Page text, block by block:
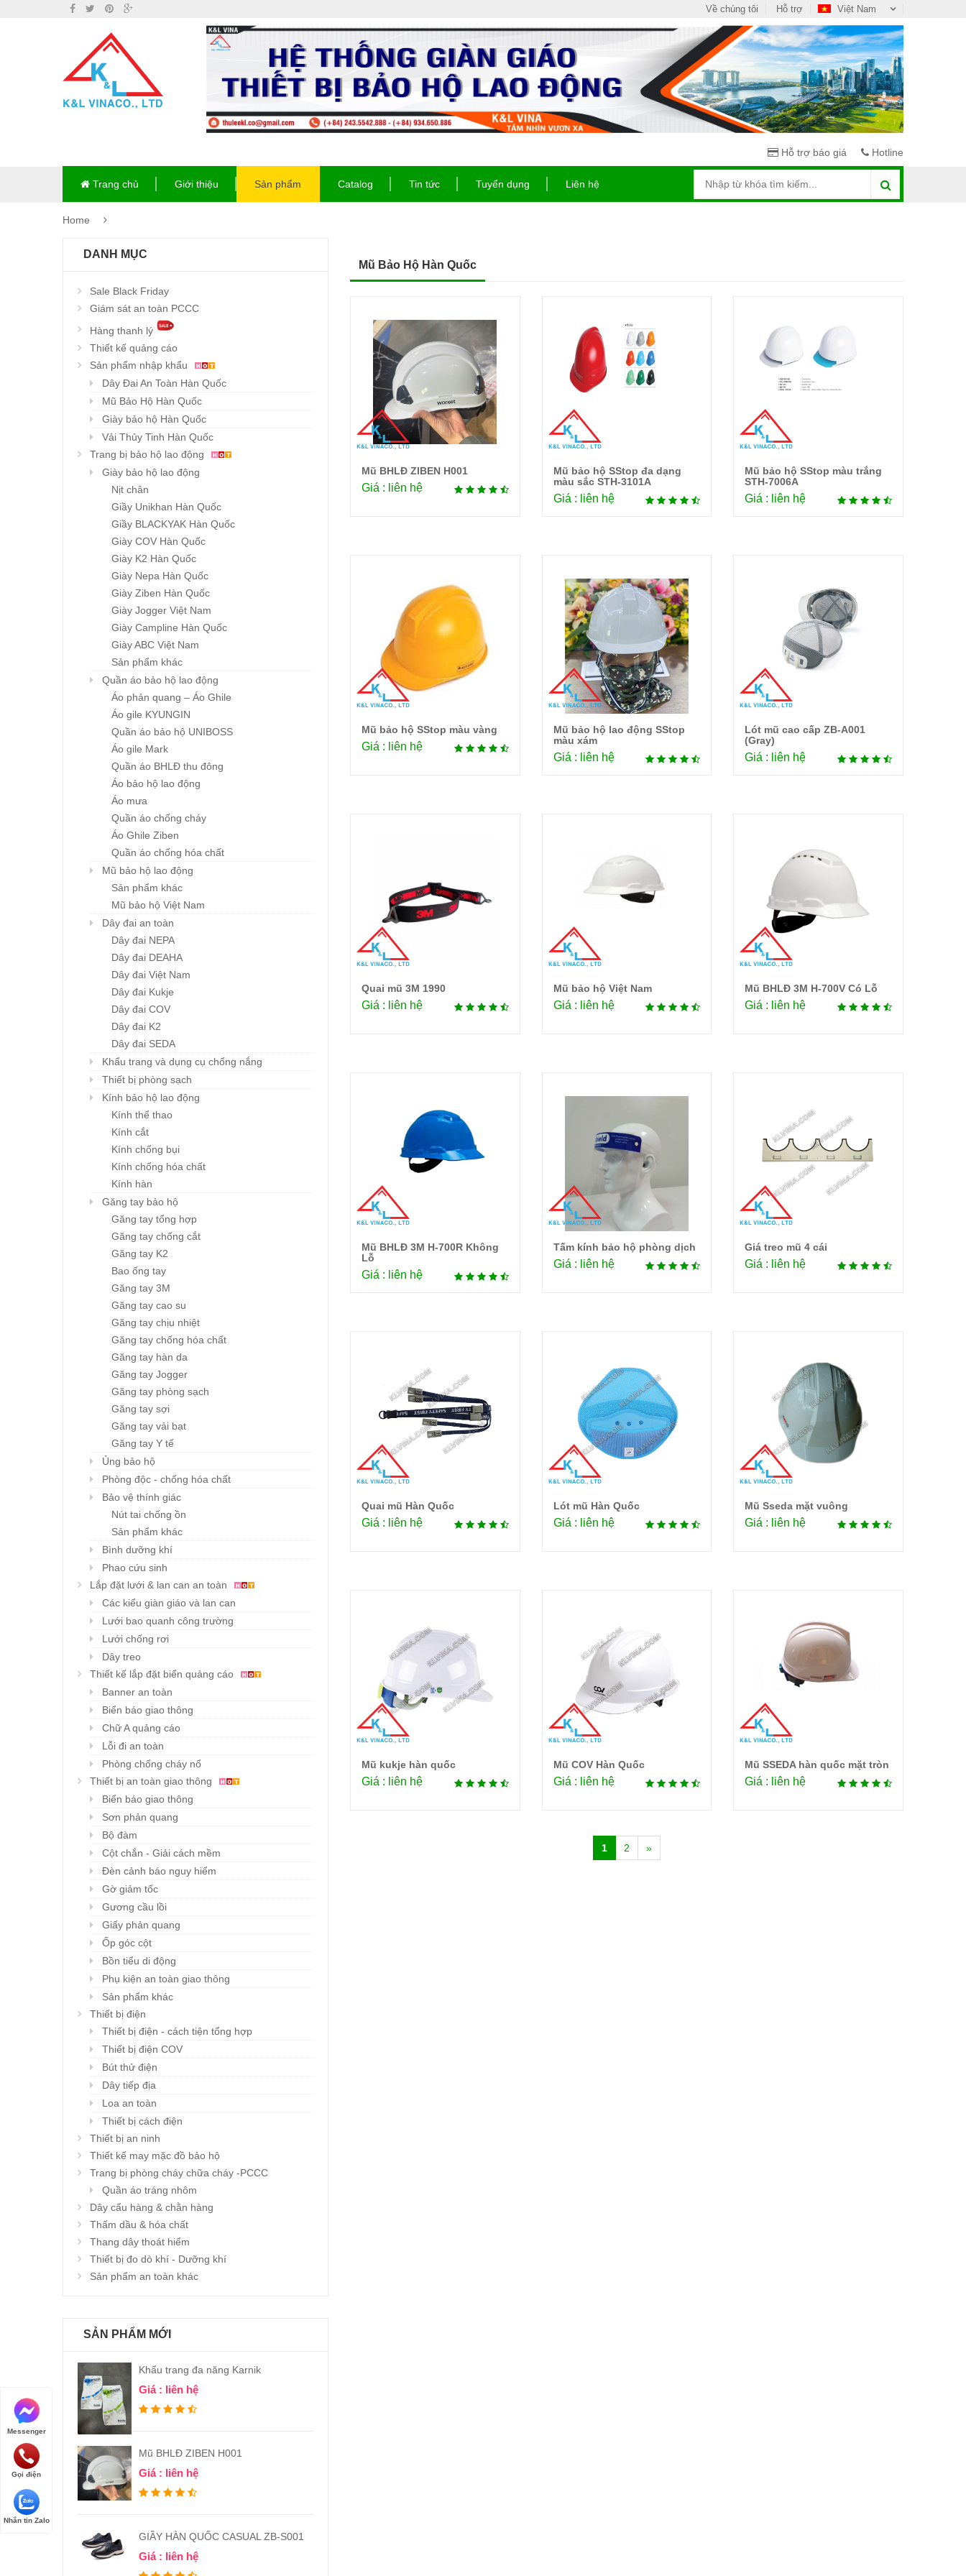
Việt Nam
Về chúng tôi Hỗ trợ
Hỗ trợ báo giá Hotline
Trang chủ Giới thiệu Sản phẩm Catalog Tin tức Tuyển dụng Liên hệ
Home
DANH MỤC
Sale Black Friday
Giám sát an toàn PCCC
Hàng thanh lý
Thiết kế quảng cáo
Sản phẩm nhập khẩu
Dây Đai An Toàn Hàn Quốc
Mũ Bảo Hộ Hàn Quốc
Giày bảo hộ Hàn Quốc
Vải Thủy Tinh Hàn Quốc
Trang bị bảo hộ lao động
Giày bảo hộ lao động
Nịt chân
Giầy Unikhan Hàn Quốc
Giầy BLACKYAK Hàn Quốc
Giày COV Hàn Quốc
Giày K2 Hàn Quốc
Giày Nepa Hàn Quốc
Giày Ziben Hàn Quốc
Giày Jogger Việt Nam
Giày Campline Hàn Quốc
Giày ABC Việt Nam
Sản phẩm khác
Quần áo bảo hộ lao động
Áo phản quang – Áo Ghile
Áo gile KYUNGIN
Quần áo bảo hộ UNIBOSS
Áo gile Mark
Quần áo BHLĐ thu đông
Áo bảo hộ lao động
Áo mưa
Quần áo chống cháy
Áo Ghile Ziben
Quần áo chống hóa chất
Mũ bảo hộ lao động
Sản phẩm khác
Mũ bảo hộ Việt Nam
Dây đai an toàn
Dây đai NEPA
Dây đai DEAHA
Dây đai Việt Nam
Dây đai Kukje
Dây đai COV
Dây đai K2
Dây đai SEDA
Khẩu trang và dụng cụ chống nắng
Thiết bị phòng sạch
Kính bảo hộ lao động
Kính thể thao
Kính cắt
Kính chống bụi
Kính chống hóa chất
Kính hàn
Găng tay bảo hộ
Găng tay tổng hợp
Găng tay chống cắt
Găng tay K2
Bao ống tay
Găng tay 3M
Găng tay cao su
Găng tay chịu nhiệt
Găng tay chống hóa chất
Găng tay hàn da
Găng tay Jogger
Găng tay phòng sạch
Găng tay sợi
Găng tay vải bạt
Găng tay Y tế
Ủng bảo hộ
Phòng độc - chống hóa chất
Bảo vệ thính giác
Nút tai chống ồn
Sản phẩm khác
Bình dưỡng khí
Phao cứu sinh
Lắp đặt lưới & lan can an toàn
Các kiểu giàn giáo và lan can
Lưới bao quanh công trường
Lưới chống rơi
Dây treo
Thiết kế lắp đặt biển quảng cáo
Banner an toàn
Biển báo giao thông
Chữ A quảng cáo
Lỗi đi an toàn
Phòng chống cháy nổ
Thiết bị an toàn giao thông
Biển báo giao thông
Sơn phản quang
Bộ đàm
Cột chắn - Giải cách mềm
Đèn cảnh báo nguy hiểm
Gờ giảm tốc
Gương cầu lồi
Giấy phản quang
Ốp góc cột
Bồn tiểu di động
Phụ kiện an toàn giao thông
Sản phẩm khác
Thiết bị điện
Thiết bị điện - cách tiện tổng hợp
Thiết bị điện COV
Bút thử điện
Dây tiếp địa
Loa an toàn
Thiết bị cách điện
Thiết bị an ninh
Thiết kế may mặc đồ bảo hộ
Trang bị phòng cháy chữa cháy -PCCC
Quần áo tráng nhôm
Dây cẩu hàng & chằn hàng
Thấm dầu & hóa chất
Thang dây thoát hiểm
Thiết bị đo dò khí - Dưỡng khí
Sản phẩm an toàn khác
SẢN PHẨM MỚI
Khẩu trang đa năng Karnik
Giá : liên hệ
Mũ BHLĐ ZIBEN H001
Giá : liên hệ
GIẦY HÀN QUỐC CASUAL ZB-S001
Giá : liên hệ
Mũ Bảo Hộ Hàn Quốc
Chi tiết
Mũ BHLĐ ZIBEN H001
Giá : liên hệ
Chi tiết
Mũ bảo hộ SStop đa dạng
màu sắc STH-3101A
Giá : liên hệ
Chi tiết
Mũ bảo hộ SStop màu trắng
STH-7006A
Giá : liên hệ
Chi tiết
Mũ bảo hộ SStop màu vàng
Giá : liên hệ
Chi tiết
Mũ bảo hộ lao động SStop
màu xám
Giá : liên hệ
Chi tiết
Lót mũ cao cấp ZB-A001
(Gray)
Giá : liên hệ
Chi tiết
Quai mũ 3M 1990
Giá : liên hệ
Chi tiết
Mũ bảo hộ Việt Nam
Giá : liên hệ
Chi tiết
Mũ BHLĐ 3M H-700V Có Lỗ
Giá : liên hệ
Chi tiết
Mũ BHLĐ 3M H-700R Không
Lỗ
Giá : liên hệ
Chi tiết
Tấm kính bảo hộ phòng dịch
Giá : liên hệ
Chi tiết
Giá treo mũ 4 cái
Giá : liên hệ
Chi tiết
Quai mũ Hàn Quốc
Giá : liên hệ
Chi tiết
Lót mũ Hàn Quốc
Giá : liên hệ
Chi tiết
Mũ Sseda mặt vuông
Giá : liên hệ
Chi tiết
Mũ kukje hàn quốc
Giá : liên hệ
Chi tiết
Mũ COV Hàn Quốc
Giá : liên hệ
Chi tiết
Mũ SSEDA hàn quốc mặt tròn
Giá : liên hệ
1 2 »
Messenger
Gọi điện
Nhắn tin Zalo